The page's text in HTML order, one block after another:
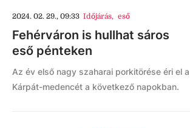
2024. 02. 29., 09:33 Időjárás, eső
Fehérváron is hullhat sáros
eső pénteken
Az év első nagy szaharai porkitörése éri el a
Kárpát-medencét a következő napokban.